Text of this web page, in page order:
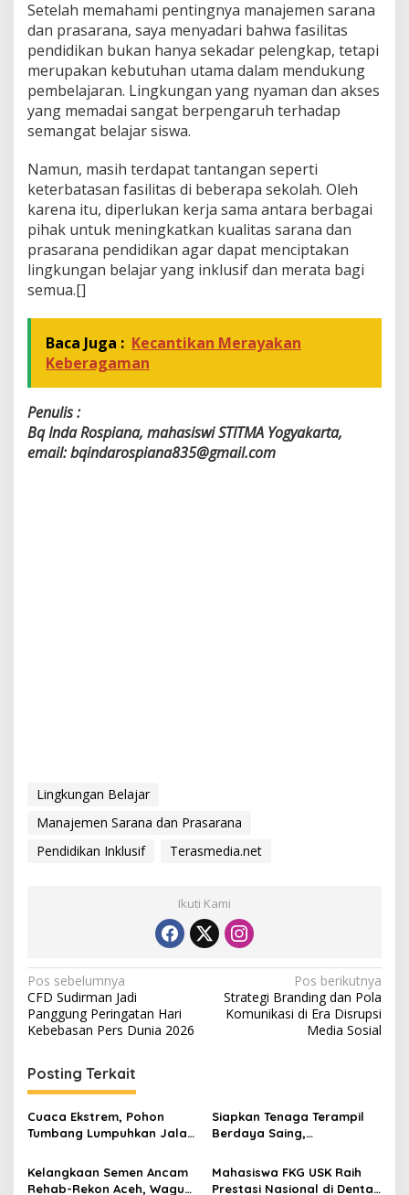
Setelah memahami pentingnya manajemen sarana
dan prasarana, saya menyadari bahwa fasilitas
pendidikan bukan hanya sekadar pelengkap, tetapi
merupakan kebutuhan utama dalam mendukung
pembelajaran. Lingkungan yang nyaman dan akses
yang memadai sangat berpengaruh terhadap
semangat belajar siswa.
Namun, masih terdapat tantangan seperti
keterbatasan fasilitas di beberapa sekolah. Oleh
karena itu, diperlukan kerja sama antara berbagai
pihak untuk meningkatkan kualitas sarana dan
prasarana pendidikan agar dapat menciptakan
lingkungan belajar yang inklusif dan merata bagi
semua.[]
Baca Juga : Kecantikan Merayakan
Keberagaman
Penulis :
Bq Inda Rospiana, mahasiswi STITMA Yogyakarta,
email: bqindarospiana835@gmail.com
Lingkungan Belajar
Manajemen Sarana dan Prasarana
Pendidikan Inklusif
Terasmedia.net
Ikuti Kami
N
a
v
i
g
a
s
i
Pos sebelumnya
CFD Sudirman Jadi
Panggung Peringatan Hari
Kebebasan Pers Dunia 2026
Pos berikutnya
Strategi Branding dan Pola
Komunikasi di Era Disrupsi
Media Sosial
Posting Terkait
Cuaca Ekstrem, Pohon
Tumbang Lumpuhkan Jalan
Blangpidie
Siapkan Tenaga Terampil
Berdaya Saing,
Tamiang Buka Pelatihan
Kerja 2026
Kelangkaan Semen Ancam
Rehab-Rekon Aceh, Wagub
Mahasiswa FKG USK Raih
Prestasi Nasional di Dental